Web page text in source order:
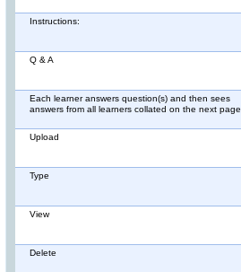
Instructions:
Q & A
Each learner answers question(s) and then sees
answers from all learners collated on the next page.
Upload
Type
View
Delete